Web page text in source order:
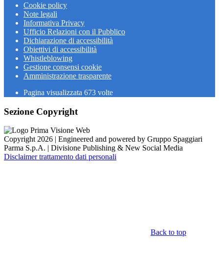
Cookie policy
Note legali
Informativa Privacy
Ufficio Relazioni con il Pubblico
Dichiarazione di accessibilità
Obiettivi di accessibilità
Whistleblowing
Gestione consensi cookie
Amministrazione trasparente
Pagina visualizzata 673 volte
Sezione Copyright
Copyright 2026 | Engineered and powered by Gruppo Spaggiari
Parma S.p.A. | Divisione Publishing & New Social Media
Disclaimer trattamento dati personali
Back to top